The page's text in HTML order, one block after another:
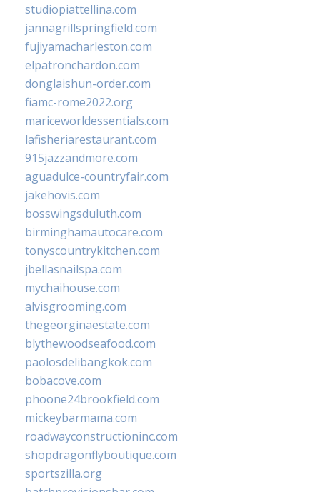
studiopiattellina.com
jannagrillspringfield.com
fujiyamacharleston.com
elpatronchardon.com
donglaishun-order.com
fiamc-rome2022.org
mariceworldessentials.com
lafisheriarestaurant.com
915jazzandmore.com
aguadulce-countryfair.com
jakehovis.com
bosswingsduluth.com
birminghamautocare.com
tonyscountrykitchen.com
jbellasnailspa.com
mychaihouse.com
alvisgrooming.com
thegeorginaestate.com
blythewoodseafood.com
paolosdelibangkok.com
bobacove.com
phoone24brookfield.com
mickeybarmama.com
roadwayconstructioninc.com
shopdragonflyboutique.com
sportszilla.org